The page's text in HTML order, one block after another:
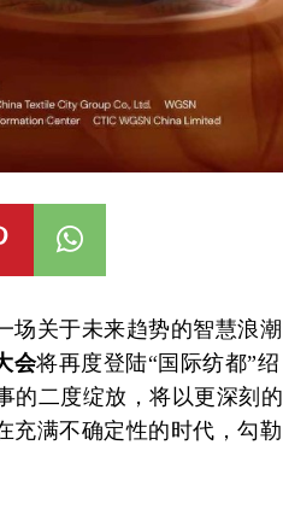
场关于未来趋势的智慧浪潮
会将再度登陆“国际纺都”绍
的二度绽放，将以更深刻的
充满不确定性的时代，勾勒